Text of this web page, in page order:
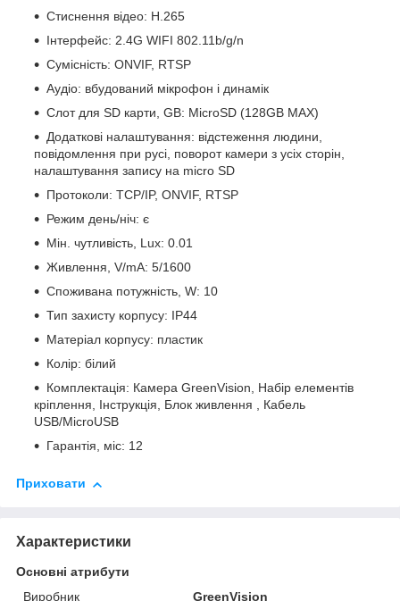
Стиснення відео: H.265
Інтерфейс: 2.4G WIFI 802.11b/g/n
Сумісність: ONVIF, RTSP
Аудіо: вбудований мікрофон і динамік
Слот для SD карти, GB: MicroSD (128GB MAX)
Додаткові налаштування: відстеження людини,
повідомлення при русі, поворот камери з усіх сторін,
налаштування запису на micro SD
Протоколи: TCP/IP, ONVIF, RTSP
Режим день/ніч: є
Мін. чутливість, Lux: 0.01
Живлення, V/mA: 5/1600
Споживана потужність, W: 10
Тип захисту корпусу: IP44
Матеріал корпусу: пластик
Колір: білий
Комплектація: Камера GreenVision, Набір елементів
кріплення, Інструкція, Блок живлення , Кабель
USB/MicroUSB
Гарантія, міс: 12
Приховати
Характеристики
Основні атрибути
Виробник
GreenVision